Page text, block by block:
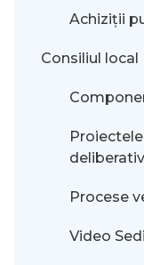
Achiziții
Consiliul local
Procese
Video